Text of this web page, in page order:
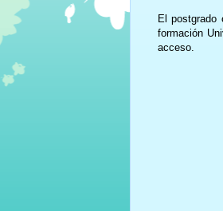
El postgrado
formación
acceso.